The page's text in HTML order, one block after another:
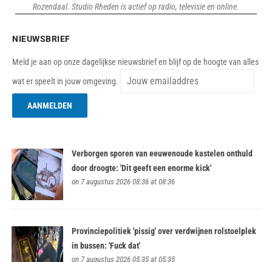
Rozendaal. Studio Rheden is actief op radio, televisie en online.
NIEUWSBRIEF
Meld je aan op onze dagelijkse nieuwsbrief en blijf op de hoogte van alles
wat er speelt in jouw omgeving.
Verborgen sporen van eeuwenoude kastelen onthuld
door droogte: 'Dit geeft een enorme kick'
on 7 augustus 2026 08:36 at 08:36
Provinciepolitiek 'pissig' over verdwijnen rolstoelplek
in bussen: 'Fuck dat'
on 7 augustus 2026 05:35 at 05:35